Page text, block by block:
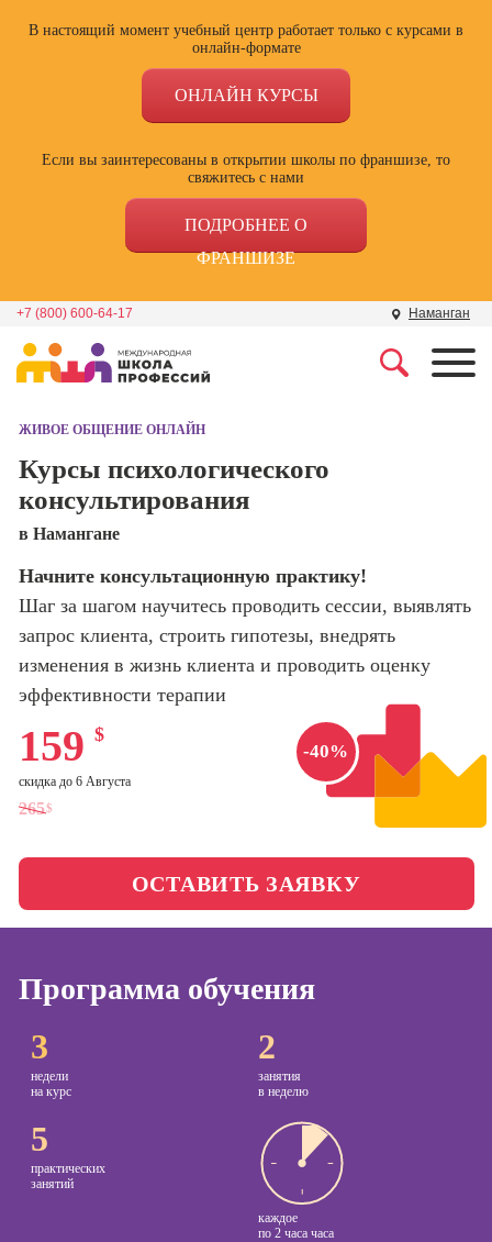
В настоящий момент учебный центр работает только с курсами в
онлайн-формате
ОНЛАЙН КУРСЫ
Если вы заинтересованы в открытии школы по франшизе, то
свяжитесь с нами
ПОДРОБНЕЕ О
ФРАНШИЗЕ
+7 (800) 600-64-17 Наманган
Школа дизайна
Школа психологии
Школа актерского
мастерства
Школа бизнеса и
управления
Фотошкола
Школа медиа
Школа рисования
сайтов)
Профессия
Интернет-
маркетингу в
социальных
сетях (SMM-
менеджер)
Специалист по
таргетингу
ЖИВОЕ ОБЩЕНИЕ ОНЛАЙН
Курсы психологического
консультирования
в Намангане
Начните консультационную практику!
Шаг за шагом научитесь проводить сессии, выявлять
запрос клиента, строить гипотезы, внедрять
изменения в жизнь клиента и проводить оценку
эффективности терапии
-40%
265$
159 $
скидка до 6 Августа
ОСТАВИТЬ ЗАЯВКУ
Программа обучения
3
недели
на курс
2
занятия
в неделю
5
практических
занятий
каждое
по 2 часа часа